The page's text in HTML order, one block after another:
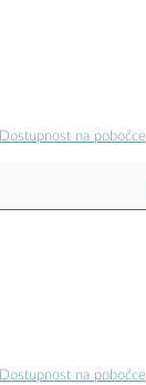
Dostupnost na pobočce
Dostupnost na pobočce